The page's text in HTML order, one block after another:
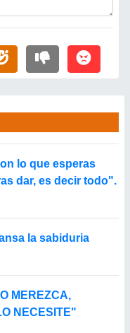
lo que esperas
dar, es decir todo".
la sabiduria
MEREZCA,
NECESITE"